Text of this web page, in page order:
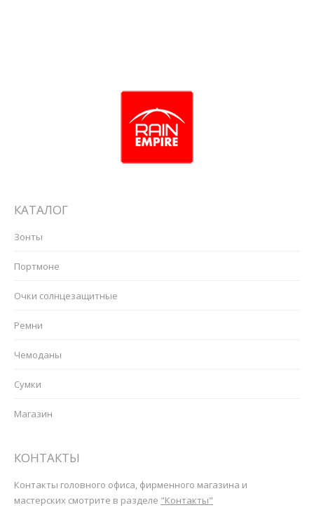
КАТАЛОГ
Зонты
Портмоне
Очки солнцезащитные
Ремни
Чемоданы
Сумки
Магазин
КОНТАКТЫ
Контакты головного офиса, фирменного магазина и
мастерских смотрите в разделе "Контакты"